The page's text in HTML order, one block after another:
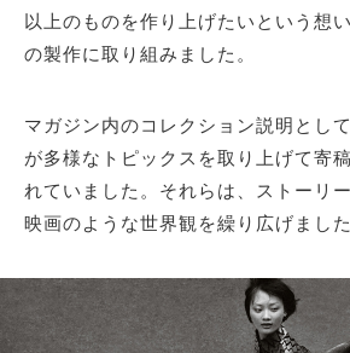
以上のものを作り上げたいという想
の製作に取り組みました。
マガジン内のコレクション説明とし
が多様なトピックスを取り上げて寄
れていました。それらは、ストーリ
映画のような世界観を繰り広げました